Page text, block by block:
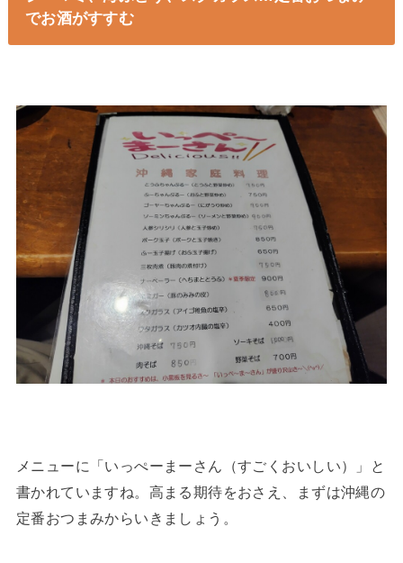
でお酒がすすむ
メニューに「いっぺーまーさん（すごくおいしい）」と
書かれていますね。高まる期待をおさえ、まずは沖縄の
定番おつまみからいきましょう。